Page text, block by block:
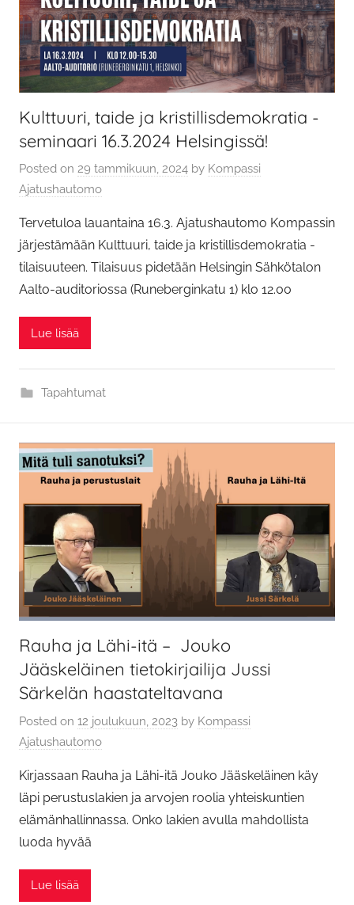
Kulttuuri, taide ja kristillisdemokratia -
seminaari 16.3.2024 Helsingissä!
Posted on 29 tammikuun, 2024 by Kompassi
Ajatushautomo
Tervetuloa lauantaina 16.3. Ajatushautomo Kompassin
järjestämään Kulttuuri, taide ja kristillisdemokratia -
tilaisuuteen. Tilaisuus pidetään Helsingin Sähkötalon
Aalto-auditoriossa (Runeberginkatu 1) klo 12.00
Lue lisää
Tapahtumat
Rauha ja Lähi-itä – Jouko
Jääskeläinen tietokirjailija Jussi
Särkelän haastateltavana
Posted on 12 joulukuun, 2023 by Kompassi
Ajatushautomo
Kirjassaan Rauha ja Lähi-itä Jouko Jääskeläinen käy
läpi perustuslakien ja arvojen roolia yhteiskuntien
elämänhallinnassa. Onko lakien avulla mahdollista
luoda hyvää
Lue lisää